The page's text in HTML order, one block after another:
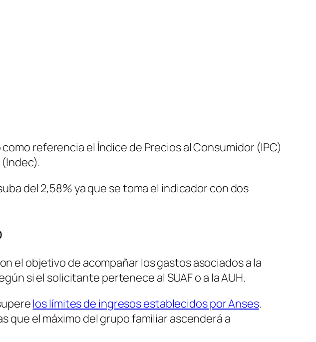
referencia el Índice de Precios al Consumidor (IPC)
del 2,58% ya que se toma el indicador con dos
el objetivo de acompañar los gastos asociados a la
si el solicitante pertenece al SUAF o a la AUH.
los límites de ingresos establecidos por Anses.
que el máximo del grupo familiar ascenderá a